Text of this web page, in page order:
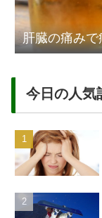
肝臓の痛み
今日の人